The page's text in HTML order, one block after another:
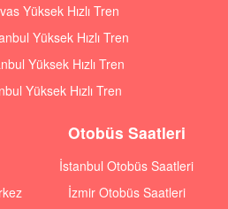
Yüksek Hızlı Tren
Yüksek Hızlı Tren
Yüksek Hızlı Tren
Yüksek Hızlı Tren
Otobüs Saatleri
İstanbul Otobüs Saatleri
İzmir Otobüs Saatleri